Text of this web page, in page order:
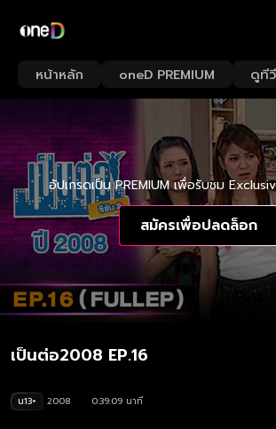
หน้าหลัก oneD PREMIUM ดูที
อัปเกรดเป็น PREMIUM เพื่อรับชม
สมัครเพื่อปลดล็อก
เป็นต่อ2008 EP.16
น13+ 2008
0:39:09 นาที